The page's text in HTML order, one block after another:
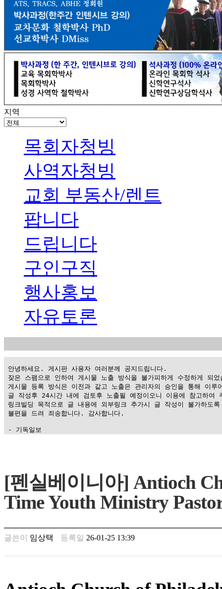
지역
목회자청빙
사역자청빙
교회 부동산/렌트
팝니다
드립니다
구인구직
행사홍보
자유토론
안녕하세요. 게시판 사용자 여러분께 공지드립니다.
잦은 스팸으로 인하여 게시물 노출 방식을 불가피하게 수정하게 되었
게시물 등록 방식은 이전과 같고 노출은 관리자의 승인을 통해 이루
글 작성후 24시간 내에 검토후 노출될 예정이오니 이용에 참고하여
링크빌딩 목적으로 글 내용에 외부링크 추가시 글 작성이 불가하도
불편을 드려 죄송합니다. 감사합니다.
- 기독일보
남
찾
기
은
링
크
[펜실베이니아] Antioch
Time Youth Ministry
글쓴이 임상택 등록일 26-01-25 13:39